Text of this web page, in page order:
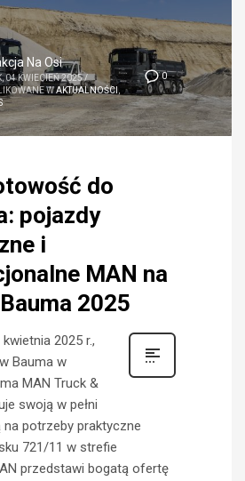
0
Na Osi
04 KWIECIEŃ 2025 /
WAKTUALNOŚCI ,
do
pojazdy
i
MAN na
2025
2025 r.,
Bauma w
MAN Truck &
swoją w pełni
na potrzeby praktyczne
721/11 w strefie
przedstawi bogatą ofertę